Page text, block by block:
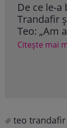
De ce le-
Trandafir
Teo: „Am
Citește mai
teo trandafir